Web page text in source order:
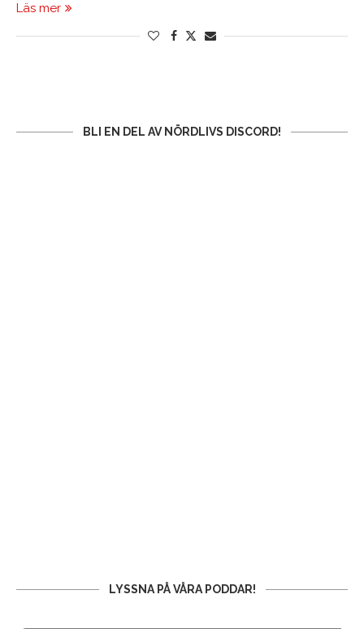
Läs mer
BLI EN DEL AV NÖRDLIVS DISCORD!
LYSSNA PÅ VÅRA PODDAR!